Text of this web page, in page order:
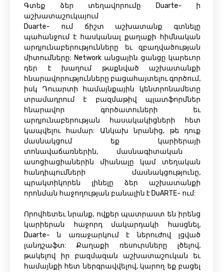
Գտեք ձեր տեղավորումը Duarte- ի
աշխատաշուկայում
Duarte- ում ճիշտ աշխատանք գտնելը
պահանջում է հասկանալ քաղաքի հիմնական
արդյունաբերությունները եւ զբաղվածության
միտումները: Network անցային ցանցը կարեւոր
դեր է խաղում թաքնված աշխատանքի
հնարավորությունները բացահայտելու գործում,
իսկ Դուարտի համայնքային կենտրոնամետը
տրամադրում է բազմաթիվ պլատֆորմներ
հնարավոր գործատուների եւ
արդյունաբերության հասակակիցների հետ
կապվելու համար: Անկախ նրանից, թե դուք
մասնակցում եք կարիերայի
տոնավաճառներին, մասնագիտական ​​
ասոցիացիաներին միանալը կամ տեղական
հանդիպումների մասնակցությունը,
պրակտիկորեն լինելը ձեր աշխատանքի
որոնման հաջողության բանալին է DuARTE- ում:
Որովհետեւ նրանք, ովքեր պատրաստ են իրենց
կարիերան հաջորդ մակարդակի հասցնել,
Duarte- ն առաջարկում է ներուժով լցված
լանդշաֆտ: Քաղաքի ռեսուրսները լծելով,
թակելով իր բազմազան աշխատաշուկան եւ
համայնքի հետ ներգրավվելով, կարող եք բացել